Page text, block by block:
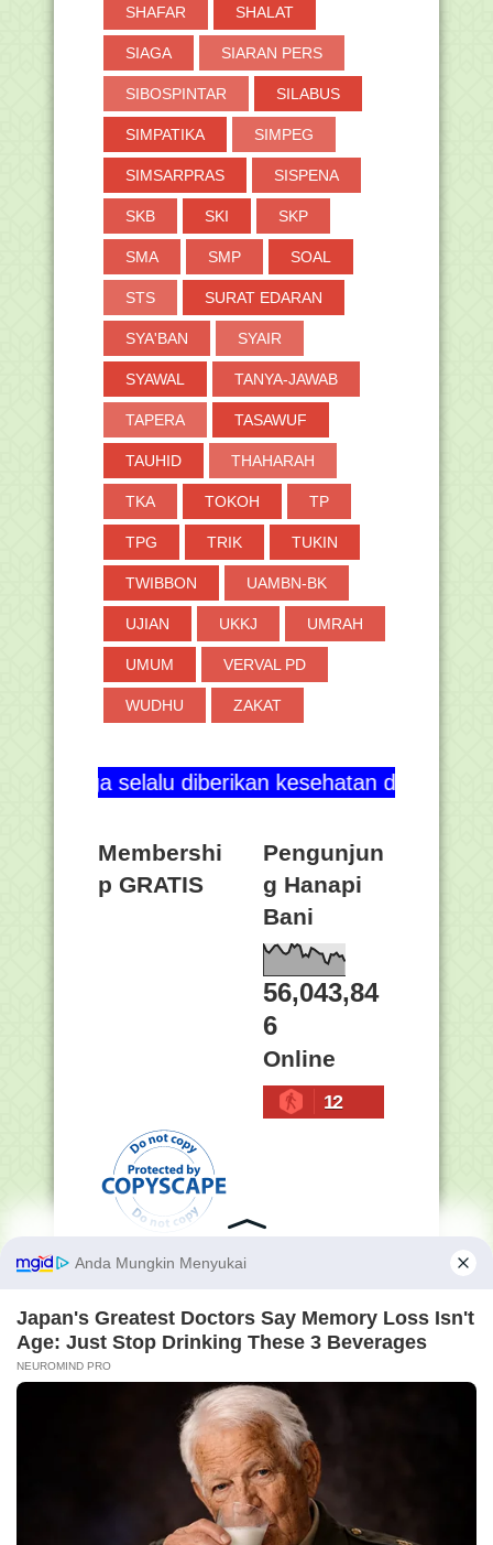
SHAFAR SHALAT
SIAGA SIARAN PERS
SIBOSPINTAR SILABUS
SIMPATIKA SIMPEG
SIMSARPRAS SISPENA
SKB SKI SKP
SMA SMP SOAL
STS SURAT EDARAN
SYA'BAN SYAIR
SYAWAL TANYA-JAWAB
TAPERA TASAWUF
TAUHID THAHARAH
TKA TOKOH TP
TPG TRIK TUKIN
TWIBBON UAMBN-BK
UJIAN UKKJ UMRAH
UMUM VERVAL PD
WUDHU ZAKAT
selalu diberikan kesehatan dan blog ini terus
Membershi
p GRATIS
Pengunjun
g Hanapi
Bani
56,043,84
6
Online
12
Penelusuran Semua Isi
Blog (Masukkan Kata
Kunci Yang Ingin Sobat